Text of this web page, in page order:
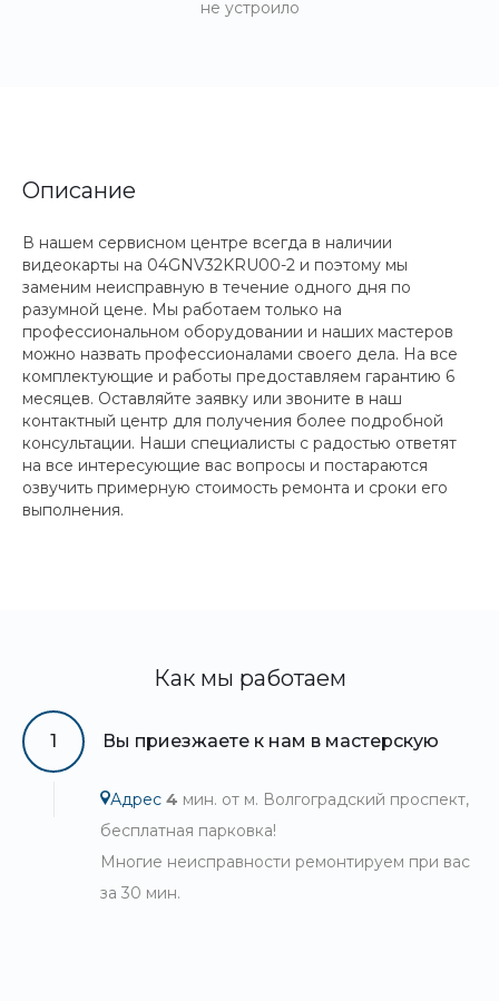
не устроило
Описание
В нашем сервисном центре всегда в наличии
видеокарты на 04GNV32KRU00-2 и поэтому мы
заменим неисправную в течение одного дня по
разумной цене. Мы работаем только на
профессиональном оборудовании и наших мастеров
можно назвать профессионалами своего дела. На все
комплектующие и работы предоставляем гарантию 6
месяцев. Оставляйте заявку или звоните в наш
контактный центр для получения более подробной
консультации. Наши специалисты с радостью ответят
на все интересующие вас вопросы и постараются
озвучить примерную стоимость ремонта и сроки его
выполнения.
Как мы работаем
1 Вы приезжаете к нам в мастерскую
Адрес 4 мин. от м. Волгоградский проспект,
бесплатная парковка!
Многие неисправности ремонтируем при вас
за 30 мин.